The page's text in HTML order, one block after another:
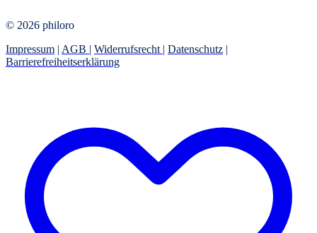
© 2026 philoro
Impressum | AGB | Widerrufsrecht | Datenschutz |
Barrierefreiheitserklärung